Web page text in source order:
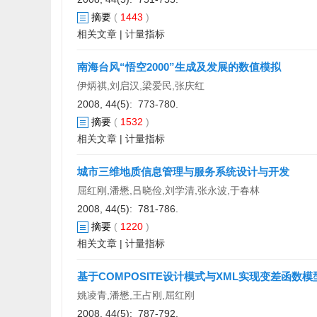
摘要 ( 1443 )
相关文章 | 计量指标
南海台风“悟空2000”生成及发展的数值模拟
伊炳祺,刘启汉,梁爱民,张庆红
2008, 44(5): 773-780.
摘要 ( 1532 )
相关文章 | 计量指标
城市三维地质信息管理与服务系统设计与开发
屈红刚,潘懋,吕晓俭,刘学清,张永波,于春林
2008, 44(5): 781-786.
摘要 ( 1220 )
相关文章 | 计量指标
基于COMPOSITE设计模式与XML实现变差函数模
姚凌青,潘懋,王占刚,屈红刚
2008, 44(5): 787-792.